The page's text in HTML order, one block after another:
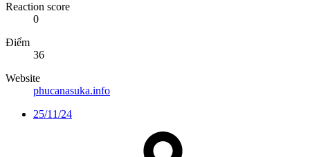
Reaction score
0
Điểm
36
Website
phucanasuka.info
25/11/24